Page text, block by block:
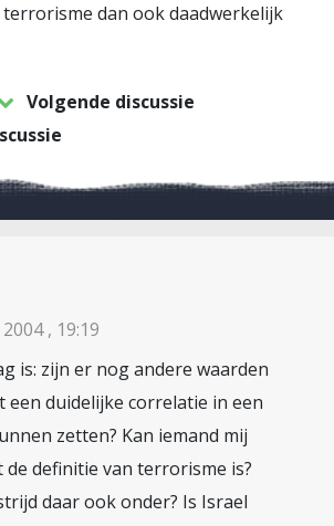
dan ook daadwerkelijk
Volgende discussie
, 19:19
is: zijn er nog andere waarden
een duidelijke correlatie in een
zetten? Kan iemand mij
definitie van terrorisme is?
daar ook onder? Is Israel